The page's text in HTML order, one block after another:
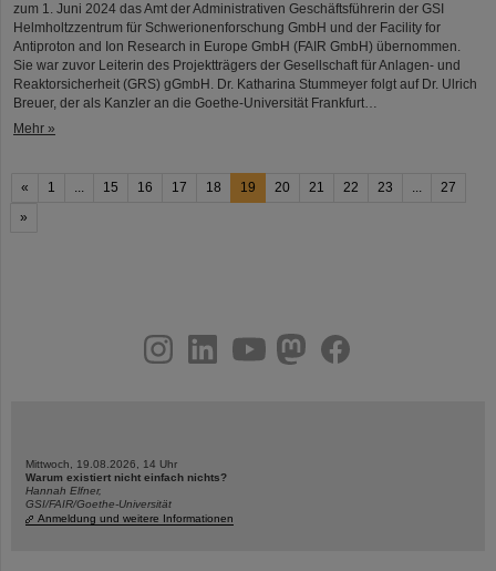
zum 1. Juni 2024 das Amt der Administrativen Geschäftsführerin der GSI
Helmholtzzentrum für Schwerionenforschung GmbH und der Facility for
Antiproton and Ion Research in Europe GmbH (FAIR GmbH) übernommen.
Sie war zuvor Leiterin des Projektträgers der Gesellschaft für Anlagen- und
Reaktorsicherheit (GRS) gGmbH. Dr. Katharina Stummeyer folgt auf Dr. Ulrich
Breuer, der als Kanzler an die Goethe-Universität Frankfurt…
Mehr »
« 1 ... 15 16 17 18 19 20 21 22 23 ...
27
»
youtubehelmholtz.socialfacebook
Mittwoch, 19.08.2026, 14 Uhr
Warum existiert nicht einfach nichts?
Hannah Elfner,
GSI/FAIR/Goethe-Universität
Anmeldung und weitere Informationen